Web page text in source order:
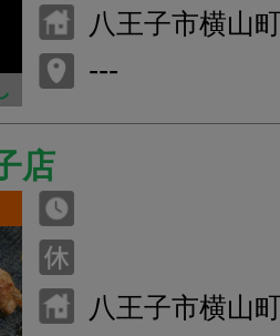
八王子市横山
---
店
八王子市横山